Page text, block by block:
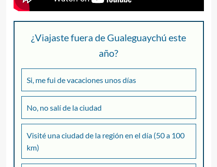
¿Viajaste fuera de Gualeguaychú este
año?
Si, me fui de vacaciones unos días
No, no salí de la ciudad
Visité una ciudad de la región en el día (50 a 100
km)